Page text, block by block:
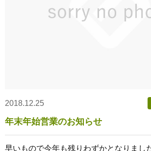
年末年始営業のお知らせ
2018.12.25
早いもので今年も残りわずかとなりまし